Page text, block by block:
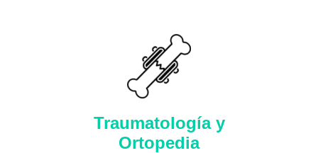
Traumatología y
Ortopedia